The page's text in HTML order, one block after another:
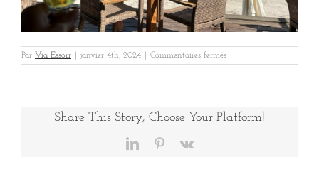
Par Via Essorr janvier 4th, 2024 Commentaires ferméssur
Classic
Share This Story, Choose Your Platform!
LinkedInPinterest
Vk